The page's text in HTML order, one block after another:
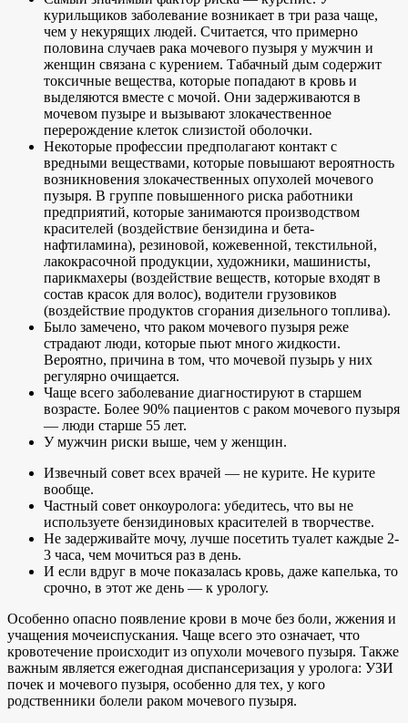
курильщиков заболевание возникает в три раза чаще,
чем у некурящих людей. Считается, что примерно
половина случаев рака мочевого пузыря у мужчин и
женщин связана с курением. Табачный дым содержит
токсичные вещества, которые попадают в кровь и
выделяются вместе с мочой. Они задерживаются в
мочевом пузыре и вызывают злокачественное
перерождение клеток слизистой оболочки.
Некоторые профессии предполагают контакт с
вредными веществами, которые повышают вероятность
возникновения злокачественных опухолей мочевого
пузыря. В группе повышенного риска работники
предприятий, которые занимаются производством
красителей (воздействие бензидина и бета-
нафтиламина), резиновой, кожевенной, текстильной,
лакокрасочной продукции, художники, машинисты,
парикмахеры (воздействие веществ, которые входят в
состав красок для волос), водители грузовиков
(воздействие продуктов сгорания дизельного топлива).
Было замечено, что раком мочевого пузыря реже
страдают люди, которые пьют много жидкости.
Вероятно, причина в том, что мочевой пузырь у них
регулярно очищается.
Чаще всего заболевание диагностируют в старшем
возрасте. Более 90% пациентов с раком мочевого пузыря
— люди старше 55 лет.
У мужчин риски выше, чем у женщин.
Извечный совет всех врачей — не курите. Не курите
вообще.
Частный совет онкоуролога: убедитесь, что вы не
используете бензидиновых красителей в творчестве.
Не задерживайте мочу, лучше посетить туалет каждые 2-
3 часа, чем мочиться раз в день.
И если вдруг в моче показалась кровь, даже капелька, то
срочно, в этот же день — к урологу.
Особенно опасно появление крови в моче без боли, жжения и
учащения мочеиспускания. Чаще всего это означает, что
кровотечение происходит из опухоли мочевого пузыря. Также
важным является ежегодная диспансеризация у уролога: УЗИ
почек и мочевого пузыря, особенно для тех, у кого
родственники болели раком мочевого пузыря.